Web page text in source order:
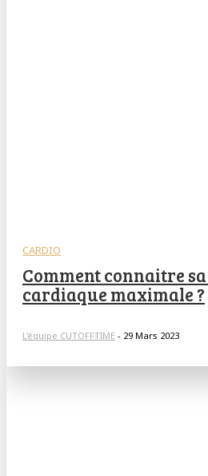
CARDIO
Comment connaitre
cardiaque maximale ?
L'équipe CUTOFFTIME - 29 Mars 2023